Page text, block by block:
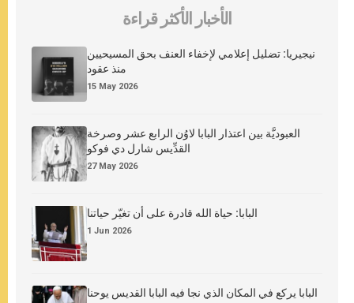
الأخبار الأكثر قراءة
نيجيريا: تضليل إعلامي لإخفاء العنف بحق المسيحيين
منذ عقود
15 May 2026
العبوديَّة بين اعتذار البابا لاوُن الرابع عشر وصرخة
القدِّيس شارل دي فوكو
27 May 2026
البابا: حياة الله قادرة على أن تغيّر حياتنا
1 Jun 2026
البابا يركع في المكان الذي نجا فيه البابا القديس يوحنا